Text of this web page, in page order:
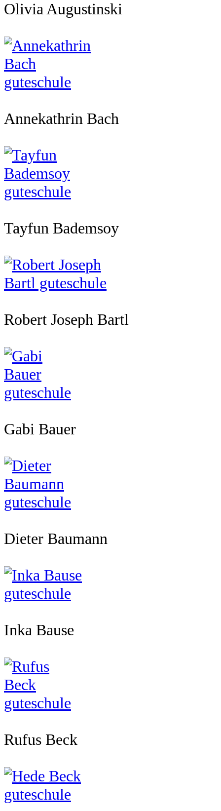
Olivia Augustinski
Annekathrin Bach
Tayfun Bademsoy
Robert Joseph Bartl
Gabi Bauer
Dieter Baumann
Inka Bause
Rufus Beck